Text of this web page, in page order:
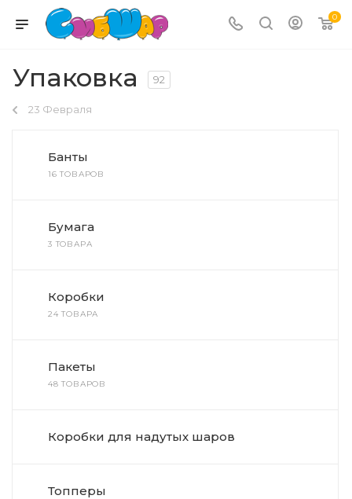
0
Упаковка 92
23 Февраля
Банты
16 ТОВАРОВ
Бумага
3 ТОВАРА
Коробки
24 ТОВАРА
Пакеты
48 ТОВАРОВ
Коробки для надутых шаров
Топперы